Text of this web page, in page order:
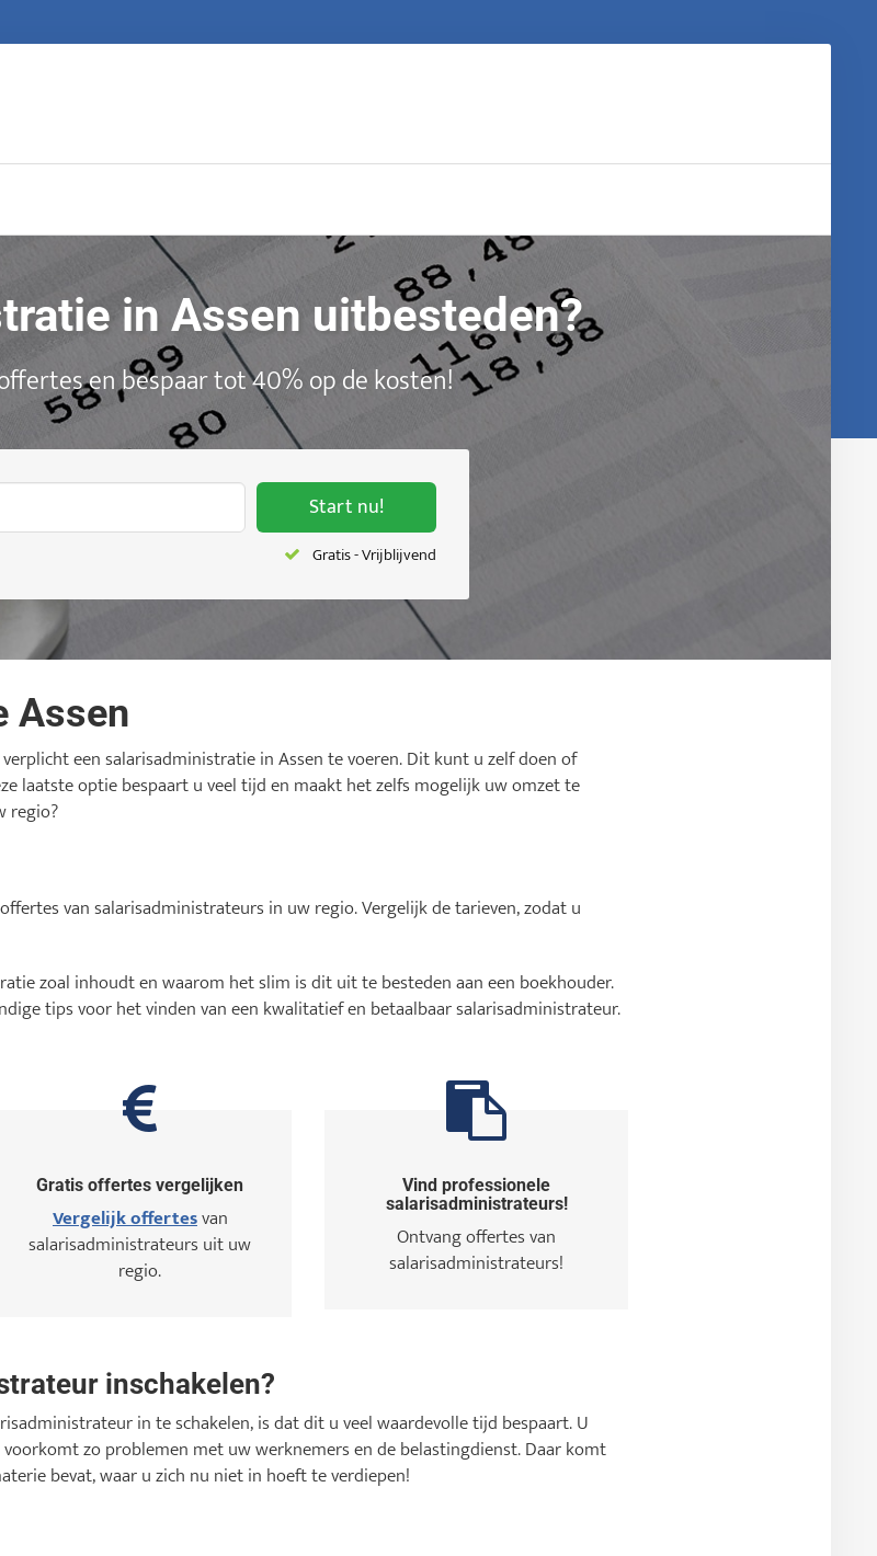
in Assen uitbesteden?
en bespaar tot 40% op de kosten!
Start nu!
Gratis - Vrijblijvend
Assen
een salarisadministratie in Assen te voeren. Dit kunt u zelf doen of
laatste optie bespaart u veel tijd en maakt het zelfs mogelijk uw omzet te
regio?
van salarisadministrateurs in uw regio. Vergelijk de tarieven, zodat u
zoal inhoudt en waarom het slim is dit uit te besteden aan een boekhouder.
tips voor het vinden van een kwalitatief en betaalbaar salarisadministrateur.
Gratis offertes vergelijken
Vergelijk offertesvan
salarisadministrateurs uit uw
regio.
Vind professionele
salarisadministrateurs!
Ontvang offertes van
salarisadministrateurs!
inschakelen?
in te schakelen, is dat dit u veel waardevolle tijd bespaart. U
zo problemen met uw werknemers en de belastingdienst. Daar komt
bevat, waar u zich nu niet in hoeft te verdiepen!